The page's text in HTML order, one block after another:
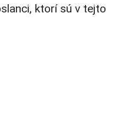
ktorí sú v tejto